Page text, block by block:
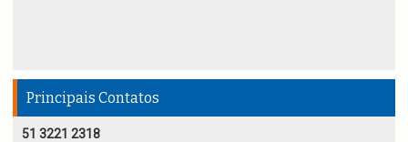
Principais Contatos
51 3221 2318